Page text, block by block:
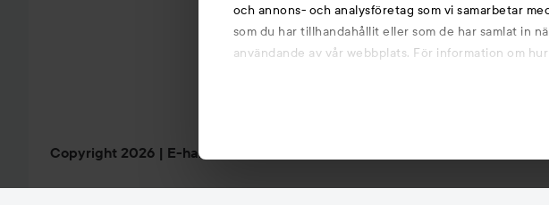
och annons- och analysföretag som vi samarbetar
som du har tillhandahållit eller som de har samlat in
användande av vår webbplats. För information om
Smink
Hårnålar
Copyright 2026 E-handel av Avensia